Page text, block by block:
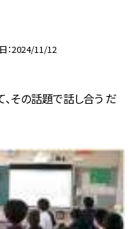
2024/11/12
その話題で話し合う だ